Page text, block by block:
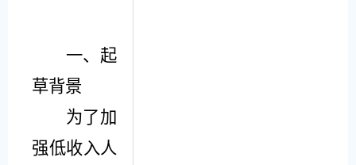
一、 起
草背景
为了加
强低收入人